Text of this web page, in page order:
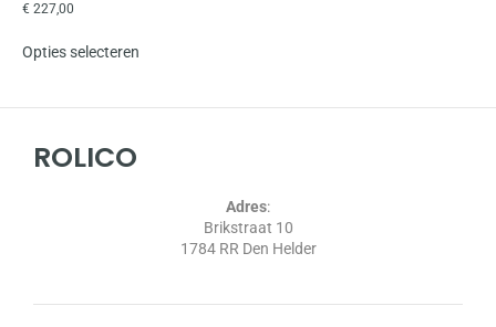
€ 227,00
Opties selecteren
ROLICO
Adres:
Brikstraat 10
1784 RR Den Helder